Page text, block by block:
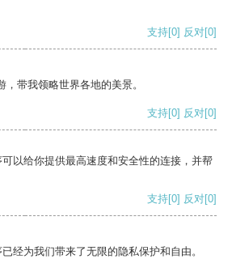
支持[0] 反对[0]
带我领略世界各地的美景。
支持[0] 反对[0]
以给你提供最高速度和安全性的连接，并帮
支持[0] 反对[0]
经为我们带来了无限的隐私保护和自由。